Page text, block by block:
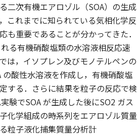
二次有機エアロゾル（SOA）の生成
これまでに知られている気相化学反
も重要であることが分かってきた．
る有機硝酸塩類の水溶液相反応速
は，イソプレン及びモノテルペンの
の酸性水溶液を作成し，有機硝酸塩
する．さらに結果を粒子の反応で検
験でSOA が生成した後にSO2 ガス
化学組成の時系列をエアロゾル質量
粒子液化捕集質量分析計